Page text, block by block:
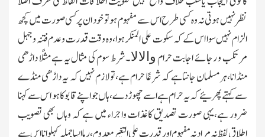
نظرنہیں ہوتی نہ وہ کسی طرح اس سے مفہوم ہو تو خود ان پرکسی صورت میں کچھ
الزام نہیں سوا اس کے کہ سکوت علی المنکر ہوا،وہ وقت قدرت وعدم فتنہ وجہل
مرتکب و رجائے اجابت حرام والالا۔ شرط سوم کی مثال یہ ہے مثلًا داڑھی
منڈانا،ہرمسلمان جانتاہے کہ شرعًا حرام ہے،تولازم نہیں کہ یہ داڑھی منڈے
سے کہتے پھرئیے کہ یہ حرام ہے اسے چھوڑدے،ہاں جواپنے قابو کاہو اس سے کہنا
ضرور ہے،یہی صورت تصدیق کاغذات واجراء میں ہے کہ وہاں بھی تصویب